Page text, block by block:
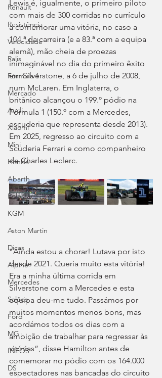
Renault
Resistência
Velocidade
Ralis
Fórmula 1
Mercado
Audi
Xiaomi
Mini
Honda
Abarth
Polestar
KGM
Aston Martin
Dicas
Alpine
Mercedes
Salões
Ford
MG
INEOS
DS
Lewis é, igualmente, o primeiro piloto
com mais de 300 corridas no currículo
a comemorar uma vitória, no caso a
104.ª da carreira (e a 83.ª com a equipa
alemã), mão cheia de proezas
inimaginável no dia do primeiro êxito
em Silverstone, a 6 de julho de 2008,
num McLaren. Em Inglaterra, o
britânico alcançou o 199.º pódio na
Fórmula 1 (150.º com a Mercedes,
escuderia que representa desde 2013).
Em 2025, regresso ao circuito com a
Scuderia Ferrari e como companheiro
de Charles Leclerc.
“Ainda estou a chorar! Lutava por isto
desde 2021. Queria muito esta vitória!
Era a minha última corrida em
Silverstone com a Mercedes e esta
equipa deu-me tudo. Passámos por
muitos momentos menos bons, mas
acordámos todos os dias com a
ambição de trabalhar para regressar às
vitórias”, disse Hamilton antes de
comemorar no pódio com os 164.000
espectadores nas bancadas do circuito